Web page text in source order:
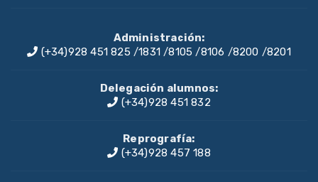
Administración:
(+34)928 451 825 /1831/8105 /8106 /8200 /8201
Delegación alumnos:
(+34)928 451 832
Reprografía:
(+34)928 457 188